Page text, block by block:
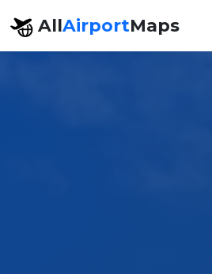
AllAirportMaps